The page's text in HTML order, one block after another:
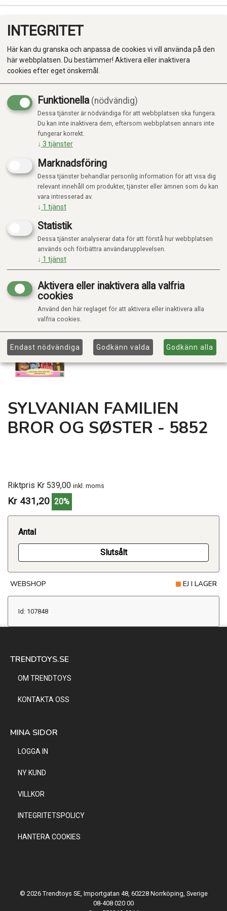
Produkter
Kategorier
Kampanj
SYLVANIAN FAMILIEN
BROR OG SØSTER - 5852
Riktpris Kr 539,00 inkl. moms
Kr 431,20 20%
Antal
Slutsålt
WEBSHOP EJ I LAGER
Id: 107848
TRENDTOYS.SE
OM TRENDTOYS
KONTAKTA OSS
MINA SIDOR
LOGGA IN
NY KUND
VILLKOR
INTEGRITETSPOLICY
HANTERA COOKIES
© 2026 Trendtoys SE, Importgatan 48, 60228 Norrköping, Sverige
08-408 020 00
INTEGRITET
Här kan du granska och anpassa de cookies vi vill använda på den
här webbplatsen. Du bestämmer! Aktivera eller inaktivera
cookies efter eget önskemål.
Funktionella (nödvändig)
Dessa tjänster är nödvändiga för att webbplatsen ska fungera.
Du kan inte inaktivera dem, eftersom webbplatsen annars inte
fungerar korrekt.
↓ 3 tjänster
Marknadsföring
Dessa tjänster behandlar personlig information för att visa dig
relevant innehåll om produkter, tjänster eller ämnen som du kan
vara intresserad av.
↓ 1 tjänst
Statistik
Dessa tjänster analyserar data för att förstå hur webbplatsen
används och förbättra användarupplevelsen.
↓ 1 tjänst
Aktivera eller inaktivera alla valfria
cookies
Använd den här reglaget för att aktivera eller inaktivera alla
valfria cookies.
Endast nödvändiga Godkänn valda Godkänn alla